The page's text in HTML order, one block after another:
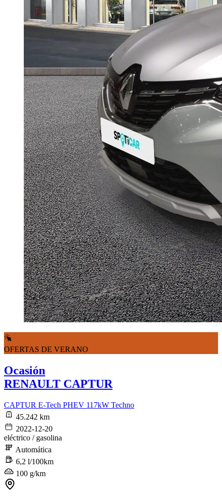
OFERTAS DE VERANO
Ocasión
RENAULT CAPTUR
CAPTUR E-Tech PHEV 117kW Techno
45.242 km
2022-12-20
eléctrico / gasolina
Automática
6,2 l/100km
100 g/km